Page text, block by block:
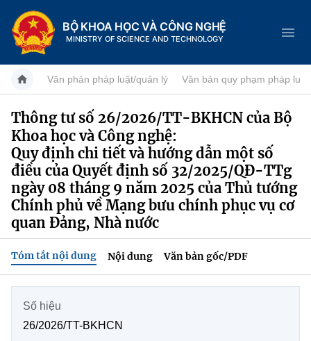
BỘ KHOA HỌC VÀ CÔNG NGHỆ
MINISTRY OF SCIENCE AND TECHNOLOGY
Danh mục
Trang chủ
Giới thiệu
Chức năng nhiệm vụ
Cơ cấu tổ chức
Sở Khoa học và Công nghệ
Tin tức sự kiện
Khoa học và Công nghệ
Chuyển đổi số
Dịch vụ công
Văn bản QPPL
MST IOFFICE
Văn phản pháp luật/quản lý Văn bản quy phạm pháp luật
Thông tư số 26/2026/TT-BKHCN của Bộ
Khoa học và Công nghệ:
Quy định chi tiết và hướng dẫn một số
điều của Quyết định số 32/2025/QĐ-TTg
ngày 08 tháng 9 năm 2025 của Thủ tướng
Chính phủ về Mạng bưu chính phục vụ cơ
quan Đảng, Nhà nước
Tóm tắt nội dung Nội dung Văn bản gốc/PDF
Số hiệu
26/2026/TT-BKHCN